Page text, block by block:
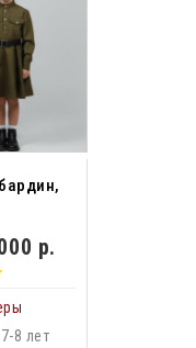
р.
7-8 лет